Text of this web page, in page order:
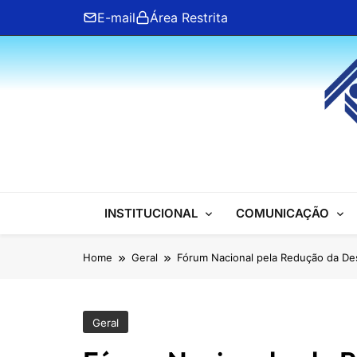
content
E-mail Área Restrita
ANFIP Nacional
INSTITUCIONAL COMUNICAÇÃO
Home Geral Fórum Nacional pela Redução da
Geral